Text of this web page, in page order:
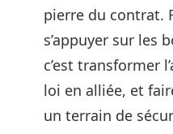
pierre du contrat.
s’appuyer sur les
c’est transformer
loi en alliée, et
un terrain de